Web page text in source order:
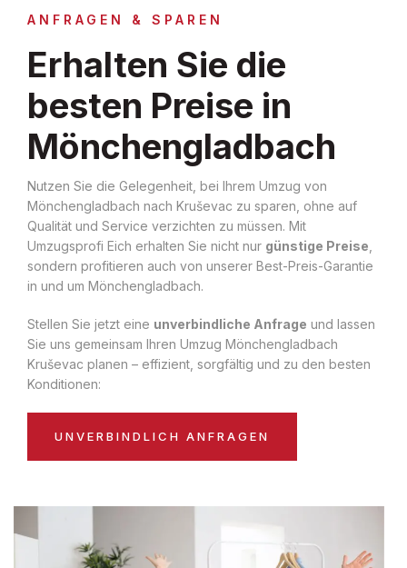
ANFRAGEN & SPAREN
Erhalten Sie die
besten Preise in
Mönchengladbach
Nutzen Sie die Gelegenheit, bei Ihrem Umzug von
Mönchengladbach nach Kruševac zu sparen, ohne auf
Qualität und Service verzichten zu müssen. Mit
Umzugsprofi Eich erhalten Sie nicht nur günstige Preise
sondern profitieren auch von unserer Best-Preis-Garantie
in und um Mönchengladbach.
Stellen Sie jetzt eine unverbindliche Anfrage und lassen
Sie uns gemeinsam Ihren Umzug Mönchengladbach
Kruševac planen – effizient, sorgfältig und zu den besten
Konditionen:
UNVERBINDLICH ANFRAGEN